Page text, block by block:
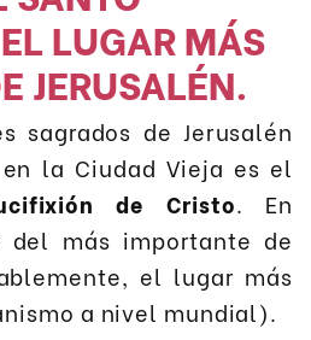
LUGAR MÁS
JERUSALÉN.
sagrados de Jerusalén
la Ciudad Vieja es el
de Cristo. En
más importante de
el lugar más
a nivel mundial).